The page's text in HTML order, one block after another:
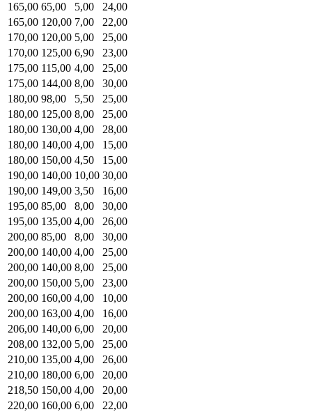
165,00 65,00 5,00
24,00
165,00 120,00 7,00
22,00
170,00 120,00 5,00
25,00
170,00 125,00 6,90
23,00
175,00 115,00 4,00
25,00
175,00 144,00 8,00
30,00
180,00 98,00 5,50
25,00
180,00 125,00 8,00
25,00
180,00 130,00 4,00
28,00
180,00 140,00 4,00
15,00
180,00 150,00 4,50
15,00
190,00 140,00 10,00 30,00
190,00 149,00 3,50
16,00
195,00 85,00 8,00
30,00
195,00 135,00 4,00
26,00
200,00 85,00 8,00
30,00
200,00 140,00 4,00
25,00
200,00 140,00 8,00
25,00
200,00 150,00 5,00
23,00
200,00 160,00 4,00
10,00
200,00 163,00 4,00
16,00
206,00 140,00 6,00
20,00
208,00 132,00 5,00
25,00
210,00 135,00 4,00
26,00
210,00 180,00 6,00
20,00
218,50 150,00 4,00
20,00
220,00 160,00 6,00
22,00